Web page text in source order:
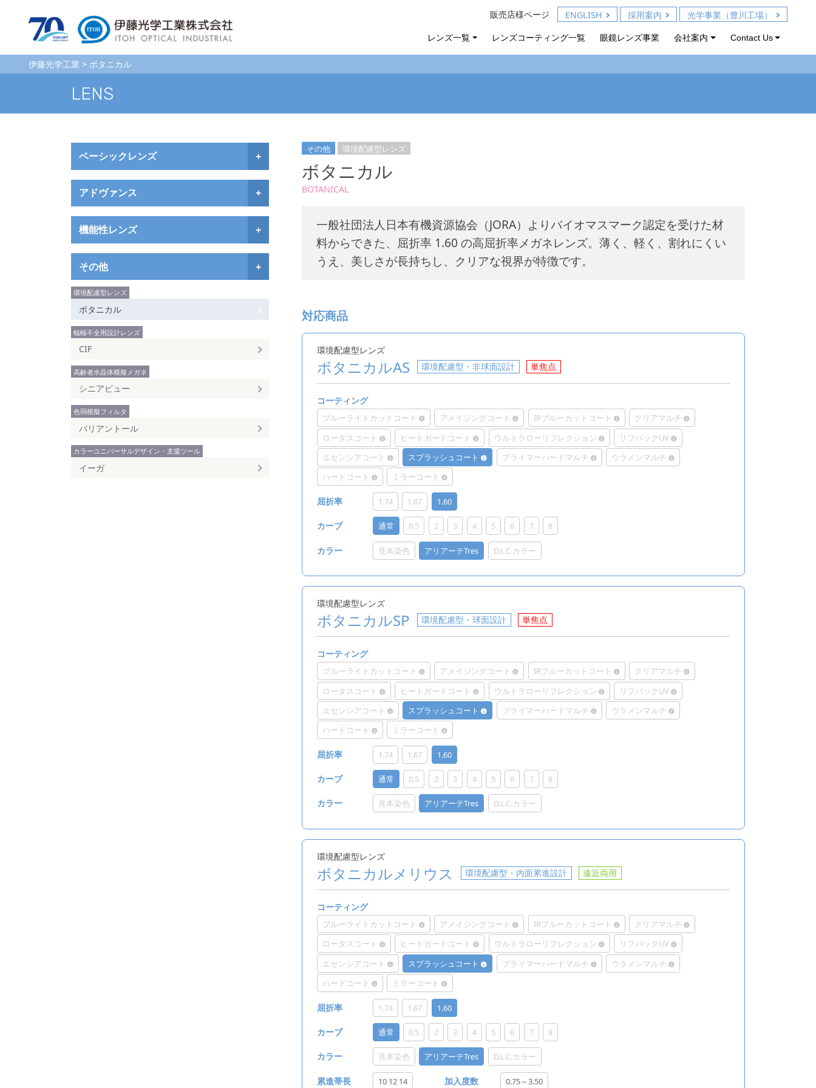
販売店様ページ ENGLISH 採用案内 光学事業（豊川工場）
レンズ一覧 レンズコーティング一覧 眼鏡レンズ事業 会社案内 Contact Us
伊藤光学工業 > ボタニカル
LENS
その他 環境配慮型レンズ
ボタニカル
BOTANICAL
一般社団法人日本有機資源協会（JORA）よりバイオマスマーク認定を受けた材
料からできた、屈折率 1.60 の高屈折率メガネレンズ。薄く、軽く、割れにくい
うえ、美しさが長持ちし、クリアな視界が特徴です。
対応商品
環境配慮型レンズ
ボタニカルAS 環境配慮型・非球面設計 単焦点
コーティング
ブルーライトカットコート アメイジングコート IRブルーカットコート
クリアマルチ
ロータスコート
ヒートガードコート ウルトラローリフレクション
リフバックUV
エセンシアコート
スプラッシュコート プライマーハードマルチ
ウラメンマルチ
ハードコート
ミラーコート
屈折率 1.74 1.67 1.60
カーブ 通常 0.5 2 3 4 5 6 7 8
カラー 見本染色 アリアーテTres D.L.C.カラー
環境配慮型レンズ
ボタニカルSP 環境配慮型・球面設計 単焦点
コーティング
ブルーライトカットコート アメイジングコート IRブルーカットコート
クリアマルチ
ロータスコート
ヒートガードコート ウルトラローリフレクション
リフバックUV
エセンシアコート
スプラッシュコート プライマーハードマルチ
ウラメンマルチ
ハードコート
ミラーコート
屈折率 1.74 1.67 1.60
カーブ 通常 0.5 2 3 4 5 6 7 8
カラー 見本染色 アリアーテTres D.L.C.カラー
環境配慮型レンズ
ボタニカルメリウス 環境配慮型・内面累進設計 遠近両用
コーティング
ブルーライトカットコート アメイジングコート IRブルーカットコート
クリアマルチ
ロータスコート
ヒートガードコート ウルトラローリフレクション
リフバックUV
エセンシアコート
スプラッシュコート プライマーハードマルチ
ウラメンマルチ
ハードコート
ミラーコート
屈折率 1.74 1.67 1.60
カーブ 通常 0.5 2 3 4 5 6 7 8
カラー 見本染色 アリアーテTres D.L.C.カラー
累進帯長 10 12 14 加入度数 0.75～3.50
ベーシックレンズ +
アドヴァンス +
機能性レンズ +
その他 +
環境配慮型レンズ
ボタニカル
輻輳不全用設計レンズ
CIF
高齢者水晶体模擬メガネ
シニアビュー
色弱模擬フィルタ
バリアントール
カラーユニバーサルデザイン・支援ツール
イーガ